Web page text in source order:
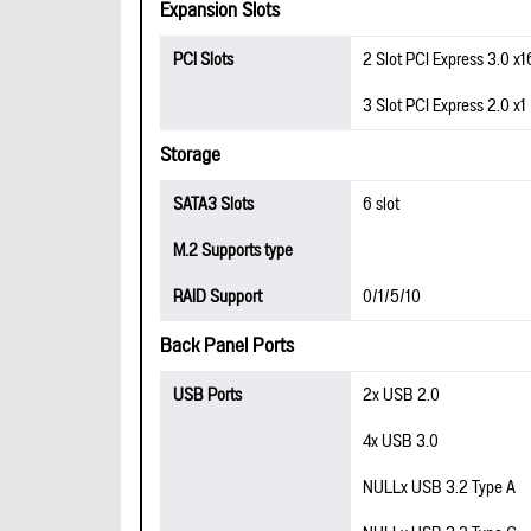
Expansion Slots
PCI Slots
2 Slot PCI Express 3.0
3 Slot PCI Express 2.0 x1
Storage
SATA3 Slots
6 slot
M.2 Supports type
RAID Support
0/1/5/10
Back Panel Ports
USB Ports
2x USB 2.0
4x USB 3.0
NULLx USB 3.2 Type A